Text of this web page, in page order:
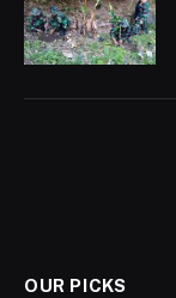
OUR PICKS